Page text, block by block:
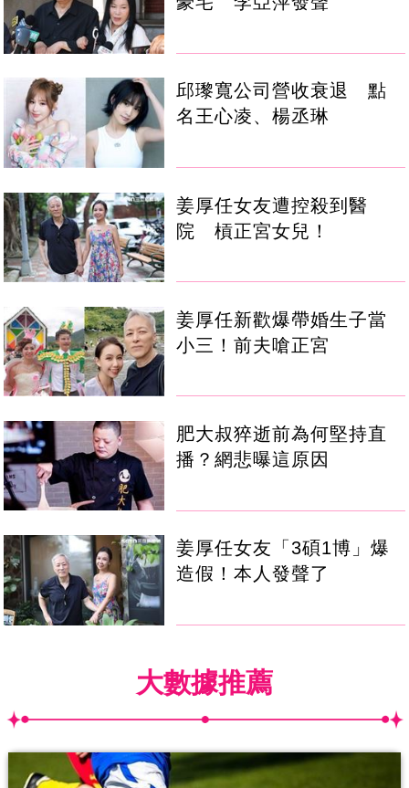
邱瓈寬公司營收衰退 點
名王心凌、楊丞琳
姜厚任女友遭控殺到醫
院 槓正宮女兒！
姜厚任新歡爆帶婚生子當
小三！前夫嗆正宮
肥大叔猝逝前為何堅持直
播？網悲曝這原因
姜厚任女友「3碩1博」爆
造假！本人發聲了
大數據推薦